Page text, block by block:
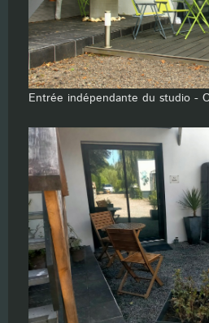
Entrée indépendante du studio -